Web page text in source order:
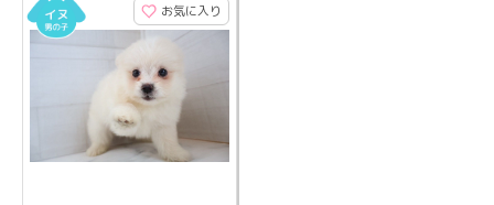
お気に入り